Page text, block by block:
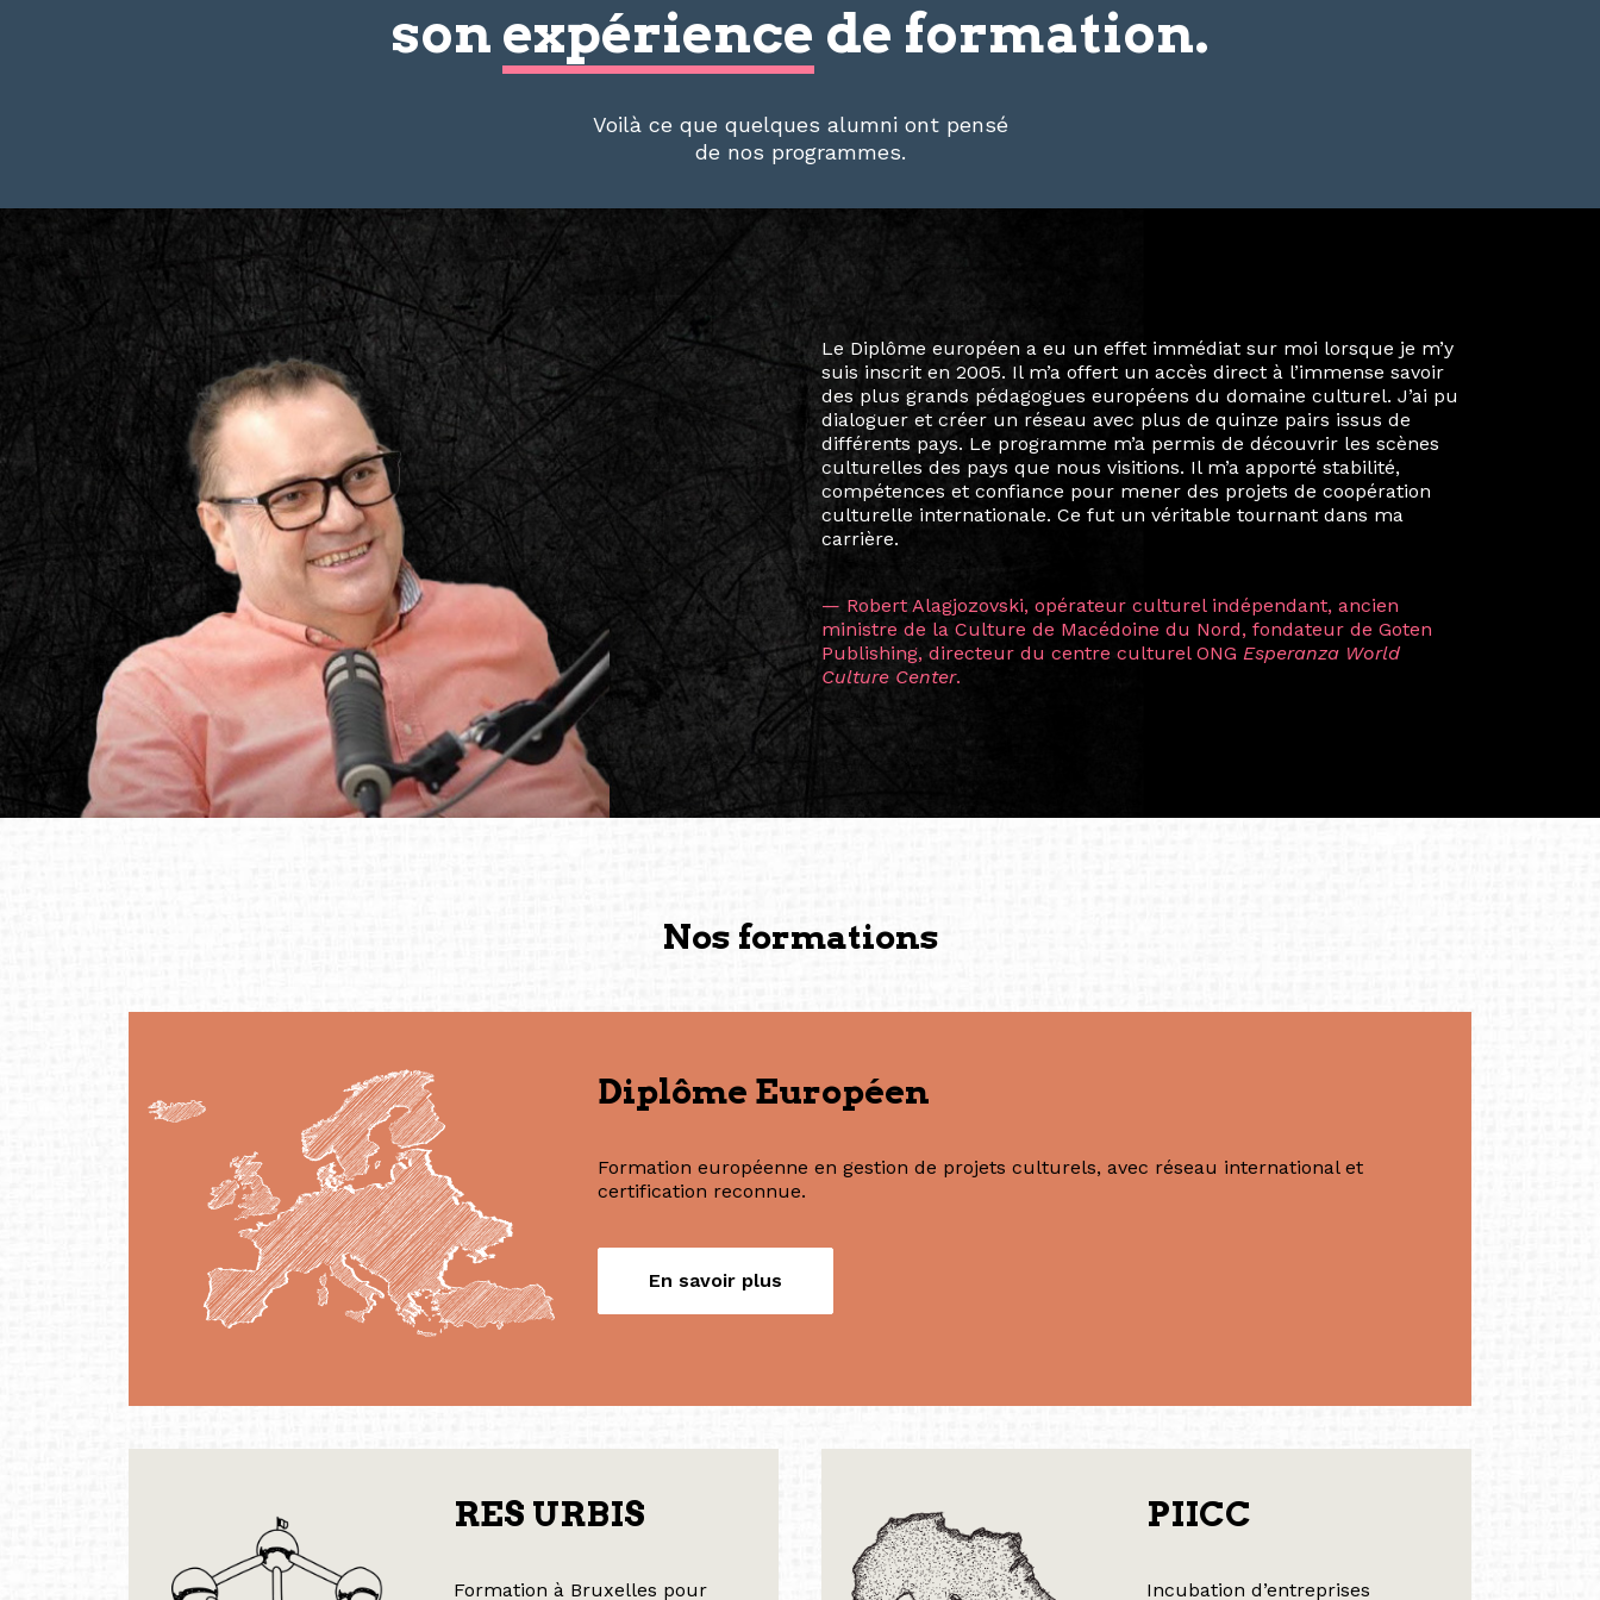
son expérience de formation.
Voilà ce que quelques alumni ont pensé
de nos programmes.
Le destin a voulu que ma vie privée et ma vie professionnelle dans les
arts soient étroitement liées. Durant mon année au sein du Diplôme
Marcel Hicter, j’ai intégré un réseau européen aussi inattendu que
vibrant, qui s’est étendu bien au-delà de la salle de classe. En
quelques mois, j’invitais mes camarades à collaborer sur des projets
allant de Baguio City à Pékin, de Helsinki à Kuala Lumpur, Langkawi,
Manille, Tokyo et Varsovie, renforçant ainsi ma vision de curatrice
consistant à connecter des artistes à travers les disciplines et les
continents.
L’une des rencontres les plus marquantes fut celle avec ma
consœur HicterienneRuthe Zuntz — une amitié dont la générosité et
la vision ont transformé ma trajectoire et m’ont conduite de
Singapour à Berlin pendant près d’une décennie. Aujourd’hui encore,
les amitiés forgées durant cette année intense et inspirante
solidité et m’encouragent à continuer de rêver, de créer et de tendre
vers de nouvelles possibilités.
— Vanini Belarmino (Singapore /Germany)
(Photography: Geric Cruz)
Formation européenne en gestion de projets culturels, avec réseau international et